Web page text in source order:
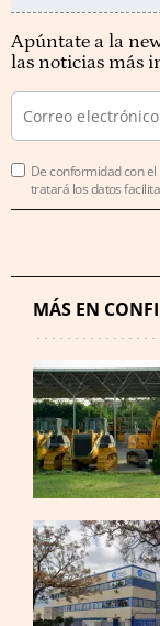
Apúntate a la
las noticias más
De conformidad con el
tratará los datos
MÁS EN